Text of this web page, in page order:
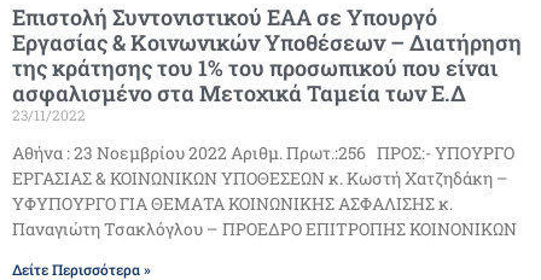
Επιστολή Συντονιστικού ΕΑΑ σε Υπουργό
Εργασίας & Κοινωνικών Υποθέσεων – Διατήρηση
της κράτησης του 1% του προσωπικού που είναι
ασφαλισμένο στα Μετοχικά Ταμεία των Ε.Δ
23/11/2022
Αθήνα : 23 Νοεμβρίου 2022 Αριθμ. Πρωτ.:256 ΠΡΟΣ:- ΥΠΟΥΡΓΟ
ΕΡΓΑΣΙΑΣ & ΚΟΙΝΩΝΙΚΩΝ ΥΠΟΘΕΣΕΩΝ κ. Κωστή Χατζηδάκη –
ΥΦΥΠΟΥΡΓΟ ΓΙΑ ΘΕΜΑΤΑ ΚΟΙΝΩΝΙΚΗΣ ΑΣΦΑΛΙΣΗΣ κ.
Παναγιώτη Τσακλόγλου – ΠΡΟΕΔΡΟ ΕΠΙΤΡΟΠΗΣ ΚΟΙΝΟΝΙΚΩΝ
Δείτε Περισσότερα »